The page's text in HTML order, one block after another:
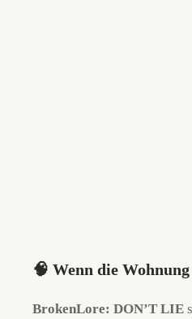
🧠 Wenn die
BrokenLore: DON’T LIE